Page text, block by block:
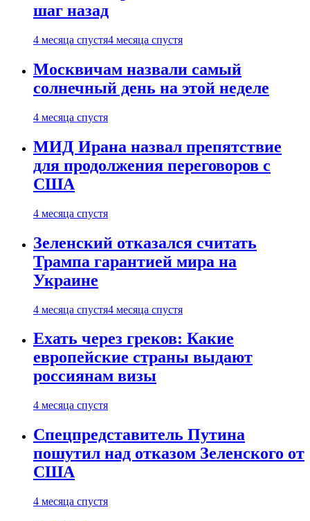
шаг назад
4 месяца спустя4 месяца спустя
Москвичам назвали самый
солнечный день на этой неделе
4 месяца спустя
МИД Ирана назвал препятствие
для продолжения переговоров с
США
4 месяца спустя
Зеленский отказался считать
Трампа гарантией мира на
Украине
4 месяца спустя4 месяца спустя
Ехать через греков: Какие
европейские страны выдают
россиянам визы
4 месяца спустя
Спецпредставитель Путина
пошутил над отказом Зеленского от
США
4 месяца спустя